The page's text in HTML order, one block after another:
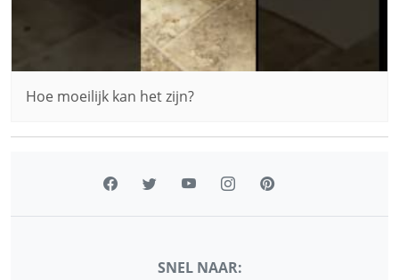
Hoe moeilijk kan het zijn?
SNEL NAAR: